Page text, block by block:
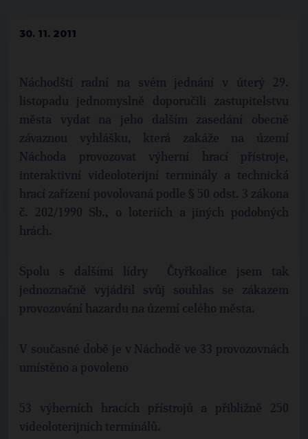
30. 11. 2011
Náchodští radní na svém jednání v úterý 29.
listopadu jednomyslně doporučili zastupitelstvu
města vydat na jeho dalším zasedání obecně
závaznou vyhlášku, která zakáže na území
Náchoda provozovat výherní hrací přístroje,
interaktivní videoloterijní terminály a technická
hrací zařízení povolovaná podle § 50 odst. 3 zákona
č. 202/1990 Sb., o loteriích a jiných podobných
hrách.
Spolu s dalšími lídry Čtyřkoalice jsem tak
jednoznačně vyjádřil svůj souhlas se zákazem
provozování hazardu na území celého města.
V současné době je v Náchodě ve 33 provozovnách
umístěno a povoleno
53 výherních hracích přístrojů a přibližně 250
videoloterijních terminálů.